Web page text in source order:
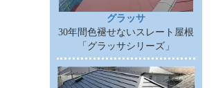
グラッサ
30年間色褪せないスレート屋根
「グラッサシリーズ」